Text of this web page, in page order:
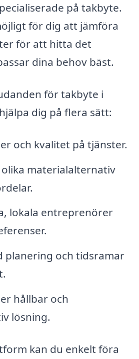
på takbyte.
för dig att jämföra
för att hitta det
dina behov bäst.
för takbyte i
dig på flera sätt:
och kvalitet på tjänster.
olika materialalternativ
lokala entreprenörer
planering och tidsramar
hållbar och
lösning.
kan du enkelt föra